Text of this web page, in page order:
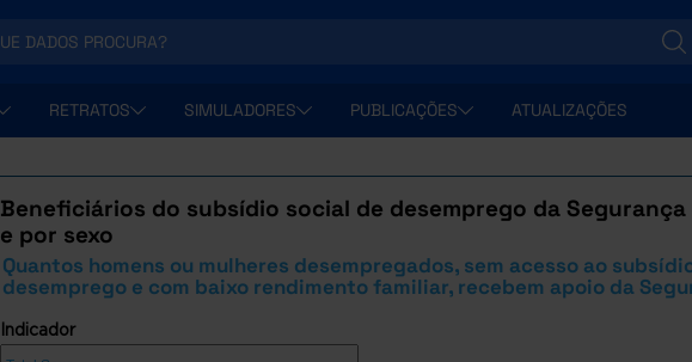
RETRATOS SIMULADORES PUBLICAÇÕES ATUALIZAÇÕES
Beneficiários do subsídio social de desemprego da
e por sexo
Quantos homens ou mulheres desempregados, sem acesso ao
desemprego e com baixo rendimento familiar, recebem apoio da
Indicador